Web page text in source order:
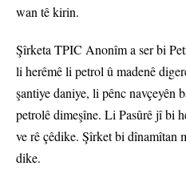
wan tê kirin.
Şîrketa TPIC Anonîm a ser bi
li herêmê li petrol û madenê
şantiye daniye, li pênc navçeyên
petrolê dimeşîne. Li Pasûrê jî bi
ve rê çêdike. Şîrket bi dînamîtan
dike.